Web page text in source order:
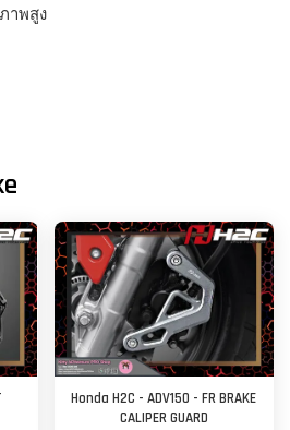
าพสูง
Honda H2C - ADV150 - FR BRAKE
CALIPER GUARD